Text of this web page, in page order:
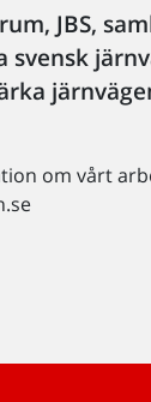
JBS,
om vårt